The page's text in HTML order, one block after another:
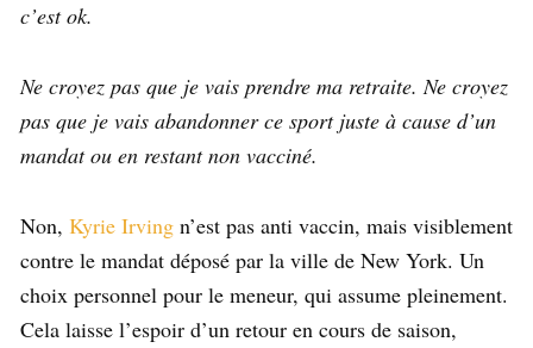
c’est ok.
Ne croyez pas que je vais prendre ma retraite. Ne croyez
pas que je vais abandonner ce sport juste à cause d’un
mandat ou en restant non vacciné.
Non, Kyrie Irving n’est pas anti vaccin, mais visiblement
contre le mandat déposé par la ville de New York. Un
choix personnel pour le meneur, qui assume pleinement.
Cela laisse l’espoir d’un retour en cours de saison,